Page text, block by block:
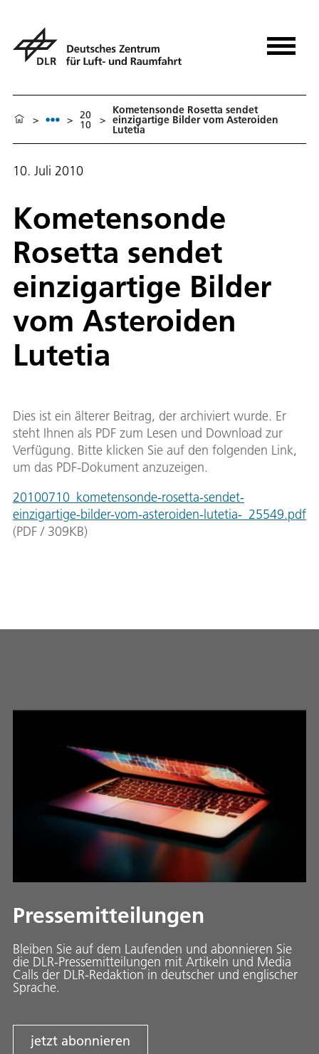
> > 20
10 >
Kometensonde Rosetta sendet
einzigartige Bilder vom Asteroiden
Lutetia
10. Juli 2010
Kometensonde
Rosetta sendet
einzigartige Bilder
vom Asteroiden
Lutetia
Dies ist ein älterer Beitrag, der archiviert wurde. Er
steht Ihnen als PDF zum Lesen und Download zur
Verfügung. Bitte klicken Sie auf den folgenden Link,
um das PDF-Dokument anzuzeigen.
20100710_kometensonde-rosetta-sendet-
einzigartige-bilder-vom-asteroiden-lutetia-_25549.pdf
(PDF / 309KB)
Pressemitteilungen
Bleiben Sie auf dem Laufenden und abonnieren Sie
die DLR-Pressemitteilungen mit Artikeln und Media
Calls der DLR-Redaktion in deutscher und englischer
Sprache.
jetzt abonnieren